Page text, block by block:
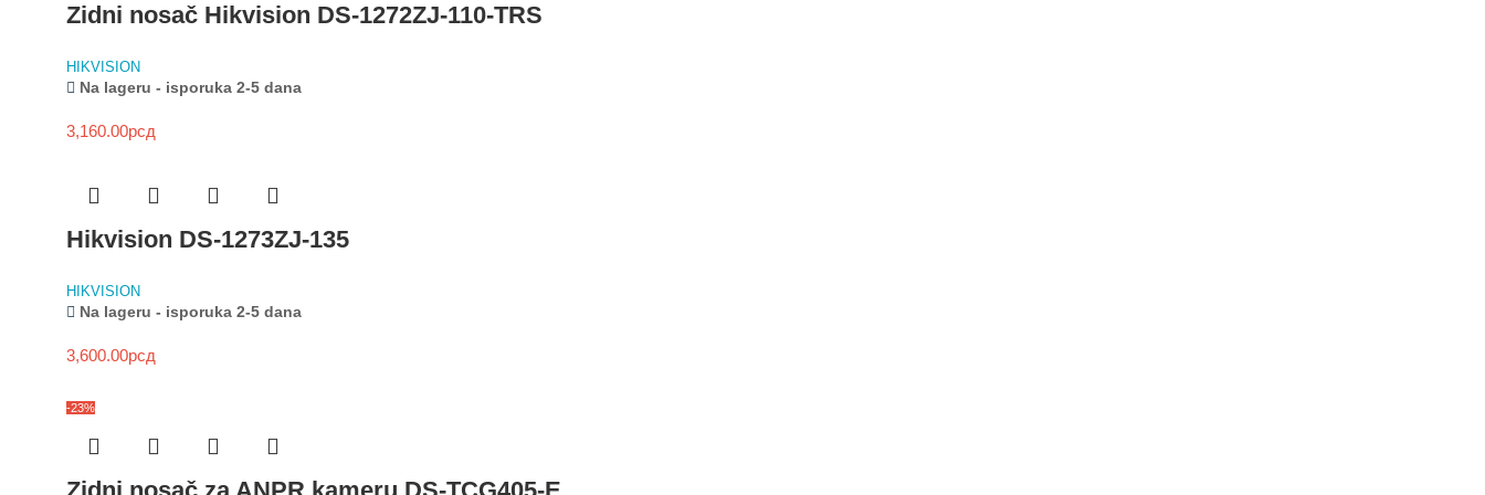
Zidni nosač Hikvision DS-1272ZJ-110-TRS
HIKVISION
Na lageru - isporuka 2-5 dana
3,160.00рсд
Hikvision DS-1273ZJ-135
HIKVISION
Na lageru - isporuka 2-5 dana
3,600.00рсд
-23%